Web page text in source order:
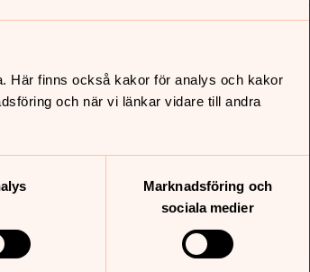
Här finns också kakor för analys och kakor
och när vi länkar vidare till andra
Marknadsföring och
sociala medier